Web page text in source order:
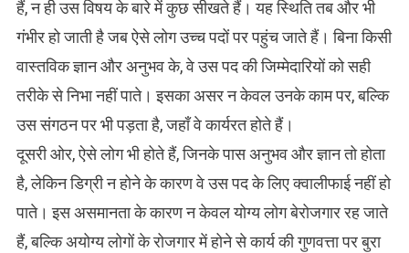
हैं, न ही उस विषय के बारे में कुछ सीखते हैं। यह स्थिति तब और भी
गंभीर हो जाती है जब ऐसे लोग उच्च पदों पर पहुंच जाते हैं। बिना किसी
वास्तविक ज्ञान और अनुभव के, वे उस पद की जिम्मेदारियों को सही
तरीके से निभा नहीं पाते। इसका असर न केवल उनके काम पर, बल्कि
उस संगठन पर भी पड़ता है, जहाँ वे कार्यरत होते हैं।
दूसरी ओर, ऐसे लोग भी होते हैं, जिनके पास अनुभव और ज्ञान तो होता
है, लेकिन डिग्री न होने के कारण वे उस पद के लिए क्वालीफाई नहीं हो
पाते। इस असमानता के कारण न केवल योग्य लोग बेरोजगार रह जाते
हैं, बल्कि अयोग्य लोगों के रोजगार में होने से कार्य की गुणवत्ता पर बुरा